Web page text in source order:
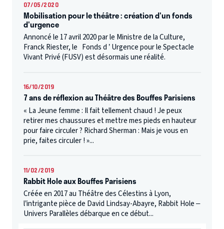
07/05/2020
Mobilisation pour le théâtre : création d'un fonds
d'urgence
Annoncé le 17 avril 2020 par le Ministre de la Culture,
Franck Riester, le Fonds d ’ Urgence pour le Spectacle
Vivant Privé (FUSV) est désormais une réalité.
16/10/2019
7 ans de réflexion au Théâtre des Bouffes Parisiens
« La Jeune femme : Il fait tellement chaud ! Je peux
retirer mes chaussures et mettre mes pieds en hauteur
pour faire circuler ? Richard Sherman : Mais je vous en
prie, faites circuler ! »...
11/02/2019
Rabbit Hole aux Bouffes Parisiens
Créée en 2017 au Théâtre des Célestins à Lyon,
l’intrigante pièce de David Lindsay-Abayre, Rabbit Hole –
Univers Parallèles débarque en ce début...